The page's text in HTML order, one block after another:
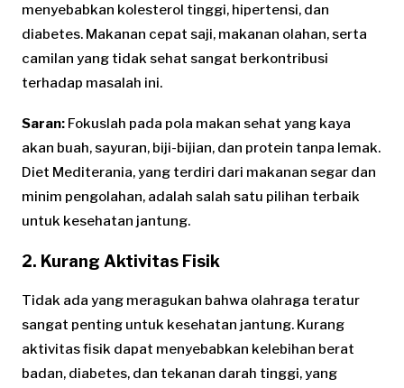
menyebabkan kolesterol tinggi, hipertensi, dan
diabetes. Makanan cepat saji, makanan olahan, serta
camilan yang tidak sehat sangat berkontribusi
terhadap masalah ini.
Saran: Fokuslah pada pola makan sehat yang kaya
akan buah, sayuran, biji-bijian, dan protein tanpa lemak.
Diet Mediterania, yang terdiri dari makanan segar dan
minim pengolahan, adalah salah satu pilihan terbaik
untuk kesehatan jantung.
2. Kurang Aktivitas Fisik
Tidak ada yang meragukan bahwa olahraga teratur
sangat penting untuk kesehatan jantung. Kurang
aktivitas fisik dapat menyebabkan kelebihan berat
badan, diabetes, dan tekanan darah tinggi, yang